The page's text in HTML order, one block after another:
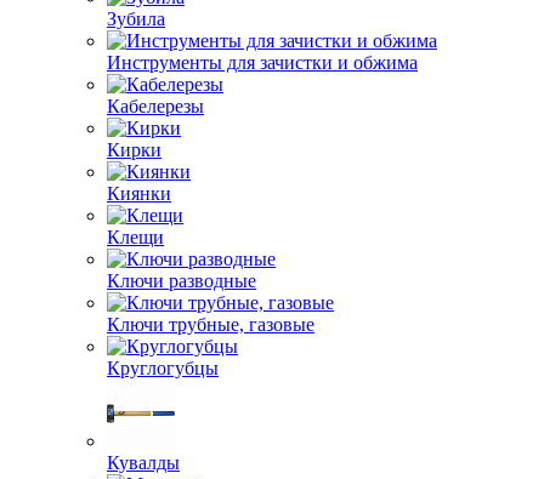
Зубила
Инструменты для зачистки и обжима
Кабелерезы
Кирки
Киянки
Клещи
Ключи разводные
Ключи трубные, газовые
Круглогубцы
Кувалды